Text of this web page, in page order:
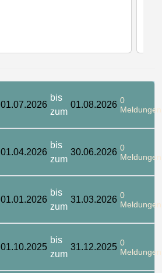
01.07.2026
bis
zum
01.08.2026 0
Meldungen
01.04.2026
bis
zum
30.06.2026 0
Meldungen
01.01.2026
bis
zum
31.03.2026 0
Meldungen
01.10.2025
bis
zum
31.12.2025 0
Meldungen